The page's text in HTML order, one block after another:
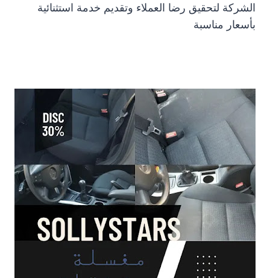
الشركة لتحقيق رضا العملاء وتقديم خدمة استثنائية
بأسعار مناسبة